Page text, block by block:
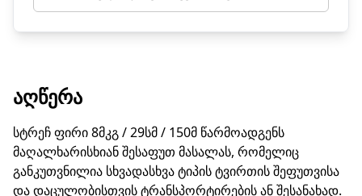
ᲐᲦᲬᲔᲠᲐ
სტრეჩ ფირი 8მკგ / 29სმ / 150მ წარმოადგენს
მაღალხარისხიან შესაფუთ მასალას, რომელიც
განკუთვნილია სხვადასხვა ტიპის ტვირთის შეფუთვისა
და დაცულობისთვის ტრანსპორტირების ან შესანახად.